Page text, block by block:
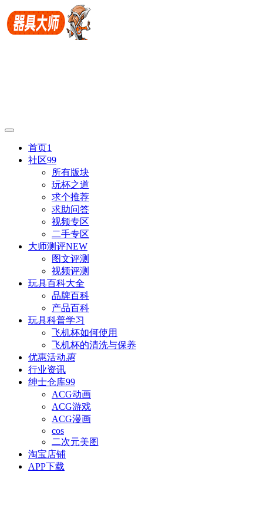
首页1
社区99
所有版块
玩杯之道
求个推荐
求助问答
视频专区
二手专区
大师测评NEW
图文评测
视频评测
玩具百科大全
品牌百科
产品百科
玩具科普学习
飞机杯如何使用
飞机杯的清洗与保养
优惠活动惠
行业资讯
绅士仓库99
ACG动画
ACG游戏
ACG漫画
cos
二次元美图
淘宝店铺
APP下载